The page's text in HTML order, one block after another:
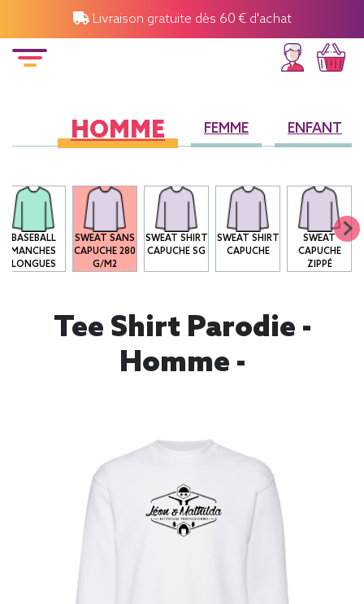
Livraison gratuite dès 60 € d'achat
HOMME FEMME ENFANT
BASEBALL
MANCHES
LONGUES
SWEAT SANS
CAPUCHE 280
G/M2
SWEAT SHIRT
CAPUCHE SG
SWEAT SHIRT
CAPUCHE
SWEAT
CAPUCHE
ZIPPÉ
Tee Shirt Parodie -
Homme -